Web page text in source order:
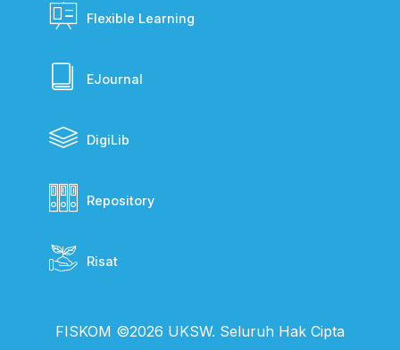
Flexible Learning
EJournal
DigiLib
Repository
Risat
FISKOM ©2026 UKSW. Seluruh Hak Cipta